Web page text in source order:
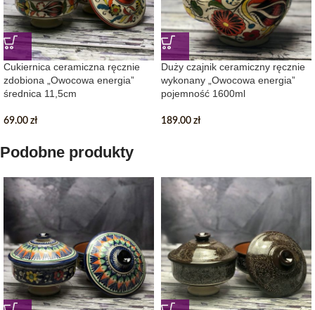
Cukiernica ceramiczna ręcznie
zdobiona „Owocowa energia”
średnica 11,5cm
69.00 zł
Duży czajnik ceramiczny ręcznie
wykonany „Owocowa energia”
pojemność 1600ml
189.00 zł
Podobne produkty